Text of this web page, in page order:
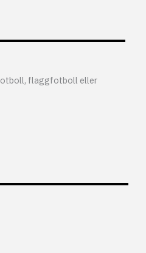
flaggfotboll eller